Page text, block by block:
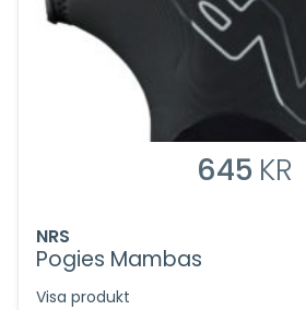
645 KR
NRS
Pogies Mambas
Visa produkt